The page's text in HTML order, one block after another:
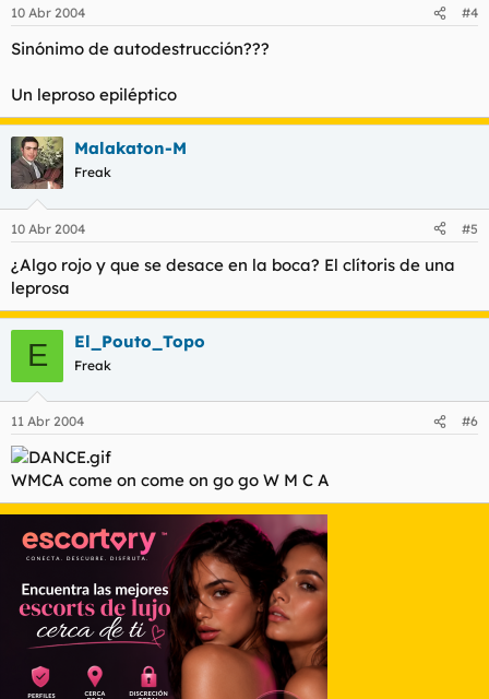
10 Abr 2004 #4
Sinónimo de autodestrucción???
Un leproso epiléptico
Malakaton-M
Freak
10 Abr 2004 #5
¿Algo rojo y que se desace en la boca? El clítoris de una
leprosa
E El_Pouto_Topo
Freak
11 Abr 2004 #6
WMCA come on come on go go W M C A